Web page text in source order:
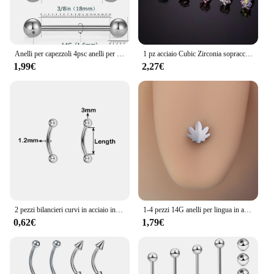
1,99€
1 pz acciaio Cubic Zirconia sopracciglio Piercing donne bilancieri curvi Labret Helix auricolari anelli gioielli 16G Tragus Bar gioielli per il corpo
2,27€
0,62€
1-4 pezzi 14G anelli per lingua in acciaio inossidabile punk bilancieri dritti cuore stella foglia d'acero ancora croce gioielli penetranti per lingua unisex
1,79€